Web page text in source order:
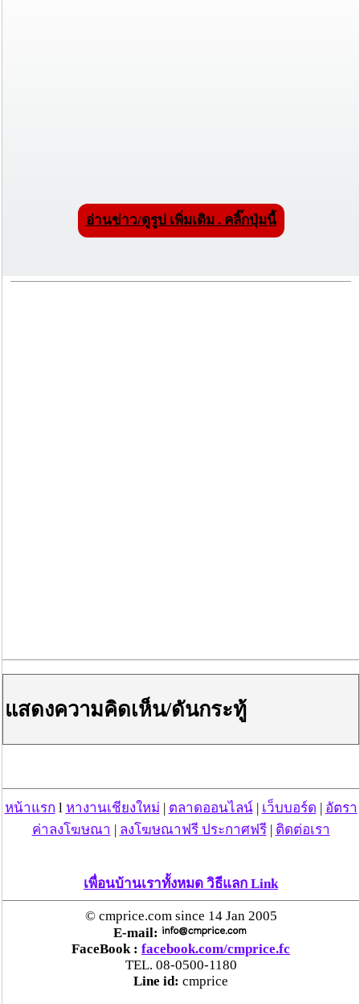
เอี่ยวแก๊งคอลเซ็นเตอร์
“ตรีนุช” เปิดตัวระบบ “e-WorkPermit” ลงทะเบียน
คพ. เผยผลตรวจคุณภาพน้ำแม่น้ำกก-แม่น้ำสาย-
แม่น้ำรวก-แม่น้ำโขง พื้นที่เชียงใหม่-เชียงราย ครั้งที่
8 “พบสารหนูสูงเกินค่ามาตรฐาน“
ไทยยังน่าลงทุน หลังพบต่างชาติเชื่อมั่นลงทุนครึ่งปี
แรก 1.1 แสนล้านบาท
“พาณิชย์”จับมือซีพี แอ็กซ์ตร้า รับซื้อลำไย 1,000
ตัน นำขายผ่านแม็คโคร-โลตัส 2,600 สาขาทั่ว
ประเทศ ช่วยเหลือเกษตรกร
อ่านข่าว/ดูรูป เพิ่มเติม . คลิ๊กปุ่มนี้
แสดงความคิดเห็น/ดันกระทู้
หน้าแรก l หางานเชียงใหม่ | ตลาดออนไลน์| เว็บบอร์ด | อัตรา
ค่าลงโฆษณา | ลงโฆษณาฟรี ประกาศฟรี| ติดต่อเรา
เพื่อนบ้านเราทั้งหมด วิธีแลก Link
© cmprice.com since 14 Jan 2005
E-mail:
FaceBook : facebook.com/cmprice.fc
TEL. 08-0500-1180
Line id: cmprice